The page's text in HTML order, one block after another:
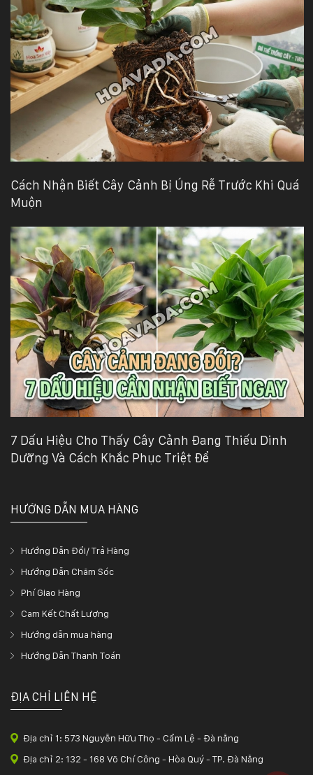
Cách Nhận Biết Cây Cảnh Bị Úng Rễ Trước Khi Quá
Muộn
7 Dấu Hiệu Cho Thấy Cây Cảnh Đang Thiếu Dinh
Dưỡng Và Cách Khắc Phục Triệt Để
HƯỚNG DẪN MUA HÀNG
Hướng Dẫn Đổi/ Trả Hàng
Hướng Dẫn Chăm Sóc
Phí Giao Hàng
Cam Kết Chất Lượng
Hướng dẫn mua hàng
Hướng Dẫn Thanh Toán
ĐỊA CHỈ LIÊN HỆ
Địa chỉ 1: 573 Nguyễn Hữu Thọ - Cẩm Lệ - Đà nẵng
Địa chỉ 2: 132 - 168 Võ Chí Công - Hòa Quý - TP. Đà Nẵng